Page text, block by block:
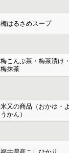
梅はるさめスープ
梅こんぶ茶・梅茶漬け・
梅抹茶
米又の商品（おかゆ・よ
うかん）